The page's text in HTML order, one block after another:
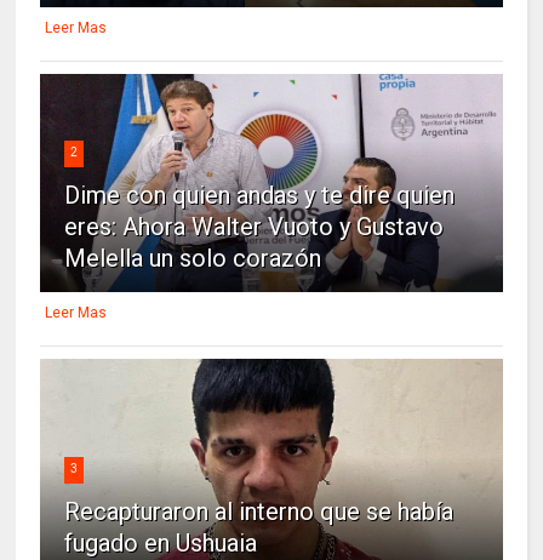
Leer Mas
2
Dime con quien andas y te dire quien
eres: Ahora Walter Vuoto y Gustavo
Melella un solo corazón
Leer Mas
3
Recapturaron al interno que se había
fugado en Ushuaia